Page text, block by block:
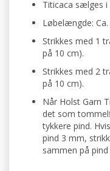
Titicaca sælges i
Løbelængde:
Strikkes med 1
på 10 cm).
Strikkes med 2
på 10 cm).
Når Holst Garn
det som
tykkere pind.
pind 3 mm,
sammen på